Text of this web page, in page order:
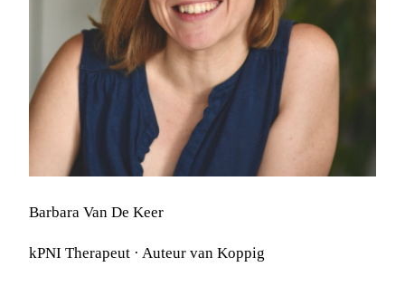
Barbara Van De Keer
kPNI Therapeut · Auteur van Koppig